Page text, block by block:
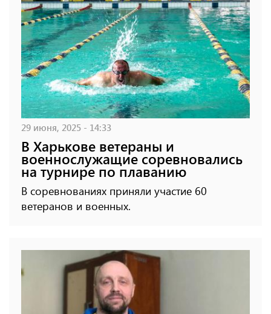
29 июня, 2025 - 14:33
В Харькове ветераны и
военнослужащие соревновались
на турнире по плаванию
В соревнованиях приняли участие 60
ветеранов и военных.